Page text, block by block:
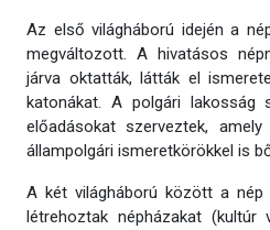
Az első világháború idején a
megváltozott. A hivatásos
járva oktatták, látták el
katonákat. A polgári lakosság
előadásokat szerveztek,
állampolgári ismeretkörökkel is
A két világháború között a nép
létrehoztak népházakat (kultúr